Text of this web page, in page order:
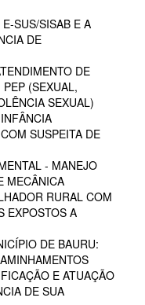
SUS/SISAB E A
DE
DE
(SEXUAL,
SEXUAL)
SUSPEITA DE
- MANEJO
MECÂNICA
RURAL COM
EXPOSTOS A
DE BAURU:
E ATUAÇÃO
DE SUA